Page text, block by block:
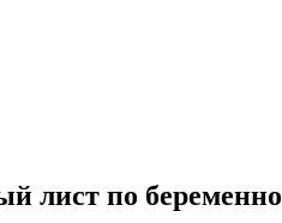
лист по